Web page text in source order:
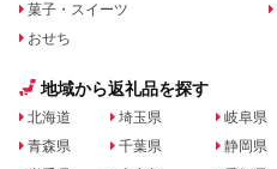
菓子・スイーツ
おせち
地域から返礼品を探す
北海道
青森県
埼玉県
千葉県
岐阜県
静岡県